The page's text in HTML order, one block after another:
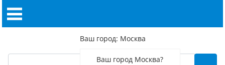
Ваш город: Москва
Ваш город Москва?